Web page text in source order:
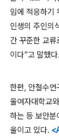
임에 적응하기
인생의 주인의
간 꾸준한 교
이다”고 말했다.
한편, 안철수
울여자대학교
하는 등 보안분
울이고 있다.